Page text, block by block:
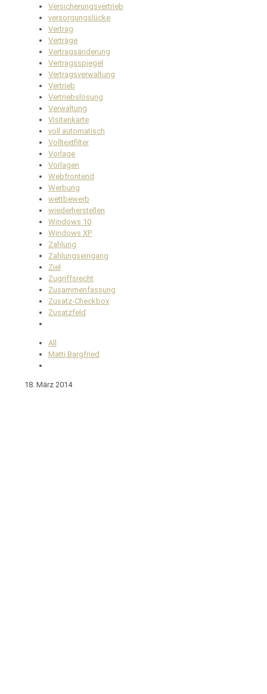
Versicherungsvertrieb
versorgungslücke
Vertrag
Verträge
Vertragsänderung
Vertragsspiegel
Vertragsverwaltung
Vertrieb
Vertriebslösung
Verwaltung
Visitenkarte
voll automatisch
Volltextfilter
Vorlage
Vorlagen
Webfrontend
Werbung
wettbewerb
wiederherstellen
Windows 10
Windows XP
Zahlung
Zahlungseingang
Ziel
Zugriffsrecht
Zusammenfassung
Zusatz-Checkbox
Zusatzfeld
All
Matti Bargfried
18. März 2014